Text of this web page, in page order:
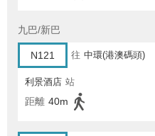
九巴/新巴
N121 往 中環(港澳碼頭)
利景酒店 站
距離 40m